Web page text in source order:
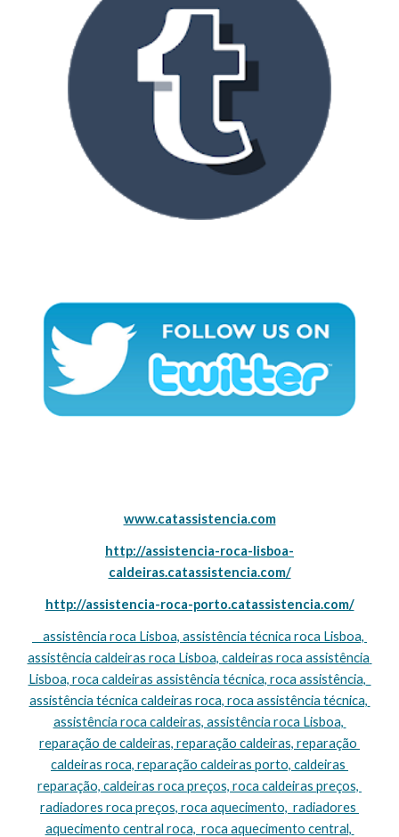
www.catassistencia.com
http://assistencia-roca-lisboa-
caldeiras.catassistencia.com/
http://assistencia-roca-porto.catassistencia.com/
assistência caldeiras roca Lisboa, caldeiras roca assistência
Lisboa, roca caldeiras assistência técnica, roca assistência,
assistência técnica caldeiras roca, roca assistência técnica,
assistência roca caldeiras, assistência roca Lisboa,
reparação de caldeiras, reparação caldeiras, reparação
caldeiras roca, reparação caldeiras porto, caldeiras
reparação, caldeiras roca preços, roca caldeiras preços,
radiadores roca preços, roca aquecimento,  radiadores
aquecimento central roca,  roca aquecimento central,